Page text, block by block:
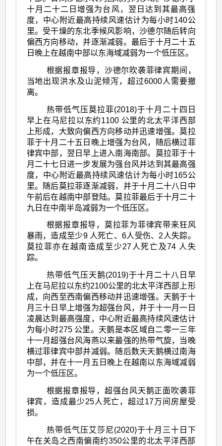
十月二十二日增强为台风，翌日达到其最高强
度，中心附近最高持续风速估计为每小时140公
里。受干燥的东北季候风影响，沙德尔随后转向
偏西方向移动，并逐渐减弱。最后于十月二十五
日晚上在越南中部以东海域减弱为一个低压区。
根据报章报导，沙德尔吹袭菲律宾期间，
当地出现洪水及山泥倾泻，超过6000人需要撤
离。
热带低气压莫拉菲(2018)于十月二十四日
早上在马尼拉以东约1100 公里的北太平洋西部
上形成，大致向偏西方向移动并迅速增强。莫拉
菲于十月二十五日晚上增强为台风，随后横过菲
律宾中部，翌日早上进入南海南部。莫拉菲于十
月二十七日进一步发展为强台风并达到其最高强
度，中心附近最高持续风速估计为每小时165公
里。随后莫拉菲逐渐减弱，并于十月二十八日中
午前后在越南中部登陆。莫拉菲最后于十月二十
九日在中南半岛减弱为一个低压区。
根据报章报导，莫拉菲为菲律宾带来狂风
暴雨，造成至少9 人死亡、6人受伤、2人失踪。
莫拉菲亦在越南造成至少27人死亡及74 人失
踪。
热带低气压天鹅(2019)于十月二十八日早
上在马尼拉以东约2100公里的北太平洋西部上形
成，向西至西南偏西移动并迅速增强。天鹅于十
月三十日早上增强为超强台风，并于十一月一日
凌晨达到最高强度，中心附近最高持续风速估计
为每小时275 公里。天鹅是本区域自二零一三年
十一月超强台风海燕以来最强的热带气旋，当晚
横过菲律宾中部并减弱。随后数天天鹅横过南海
中部，并在十一月五日晚上在越南以东海域减弱
为一个低压区。
根据报章报导，超强台风天鹅正面吹袭菲
律宾，造成最少25人死亡，超过17万间房屋受
损。
热带低气压艾莎尼(2020)于十月三十日下
午在关岛之西南偏南约350公里的北太平洋西部